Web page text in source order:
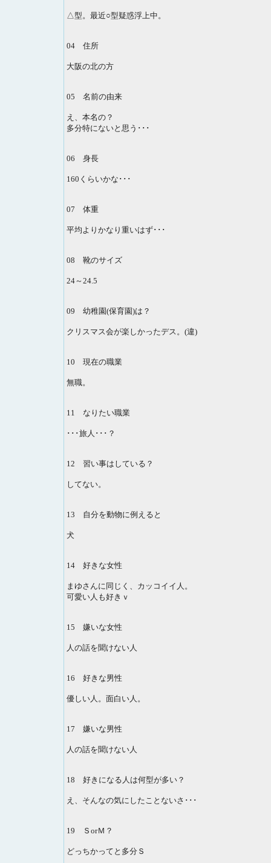
△型。最近○型疑惑浮上中。
04 住所
大阪の北の方
05 名前の由来
え、本名の？
多分特にないと思う･･･
06 身長
160くらいかな･･･
07 体重
平均よりかなり重いはず･･･
08 靴のサイズ
24～24.5
09 幼稚園(保育園)は？
クリスマス会が楽しかったデス。(違)
10 現在の職業
無職。
11 なりたい職業
･･･旅人･･･？
12 習い事はしている？
してない。
13 自分を動物に例えると
犬
14 好きな女性
まゆさんに同じく、カッコイイ人。
可愛い人も好きｖ
15 嫌いな女性
人の話を聞けない人
16 好きな男性
優しい人。面白い人。
17 嫌いな男性
人の話を聞けない人
18 好きになる人は何型が多い？
え、そんなの気にしたことないさ･･･
19 ＳorＭ？
どっちかってと多分Ｓ